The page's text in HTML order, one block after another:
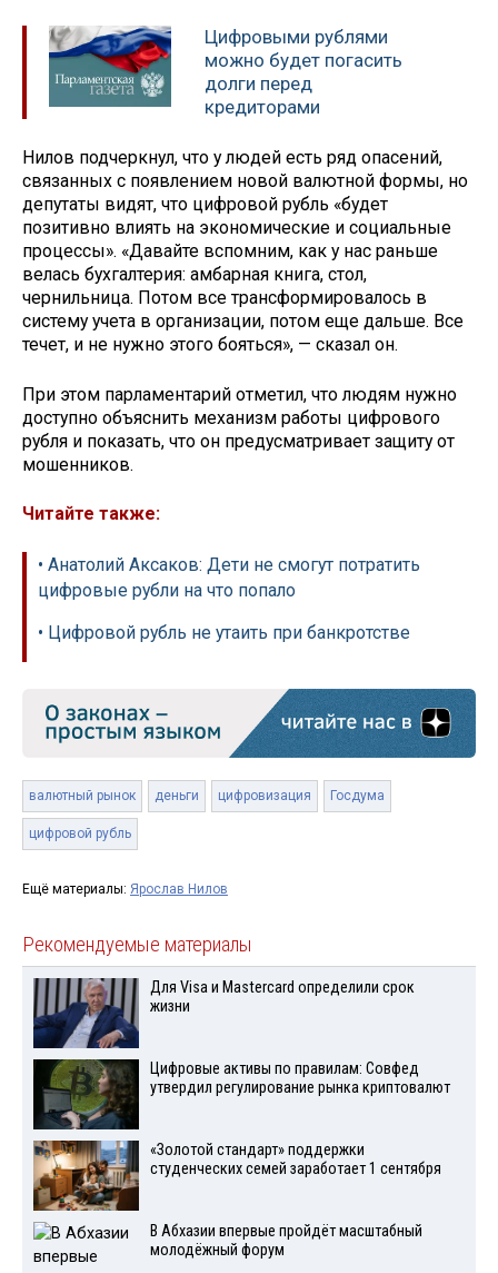
Цифровыми рублями
можно будет погасить
долги перед
кредиторами
Нилов подчеркнул, что у людей есть ряд опасений,
связанных с появлением новой валютной формы, но
депутаты видят, что цифровой рубль «будет
позитивно влиять на экономические и социальные
процессы». «Давайте вспомним, как у нас раньше
велась бухгалтерия: амбарная книга, стол,
чернильница. Потом все трансформировалось в
систему учета в организации, потом еще дальше. Все
течет, и не нужно этого бояться», — сказал он.
При этом парламентарий отметил, что людям нужно
доступно объяснить механизм работы цифрового
рубля и показать, что он предусматривает защиту от
мошенников.
Читайте также:
• Анатолий Аксаков: Дети не смогут потратить
цифровые рубли на что попало
• Цифровой рубль не утаить при банкротстве
валютный рынок деньги цифровизация Госдума
цифровой рубль
Ещё материалы: Ярослав Нилов
Рекомендуемые материалы
Для Visа и Mastercard определили срок
жизни
Цифровые активы по правилам: Совфед
утвердил регулирование рынка криптовалют
«Золотой стандарт» поддержки
студенческих семей заработает 1 сентября
В Абхазии впервые пройдёт масштабный
молодёжный форум